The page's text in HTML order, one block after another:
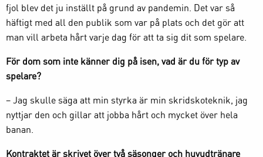
fjol blev det ju inställt på grund av pandemin. Det var så
häftigt med all den publik som var på plats och det gör att
man vill arbeta hårt varje dag för att ta sig dit som spelare.
För dom som inte känner dig på isen, vad är du för typ av
spelare?
– Jag skulle säga att min styrka är min skridskoteknik, jag
nyttjar den och gillar att jobba hårt och mycket över hela
banan.
Kontraktet är skrivet över två säsonger och huvudtränare